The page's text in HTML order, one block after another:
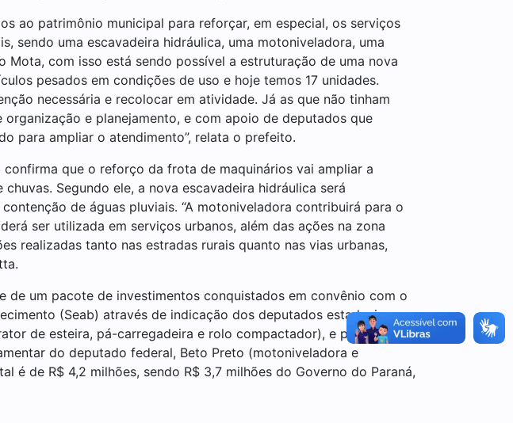
ao patrimônio municipal para reforçar, em especial, os serviços
sendo uma escavadeira hidráulica, uma motoniveladora, uma
com isso está sendo possível a estruturação de uma nova
pesados em condições de uso e hoje temos 17 unidades.
necessária e recolocar em atividade. Já as que não tinham
e planejamento, e com apoio de deputados que
para ampliar o atendimento”, relata o prefeito.
que o reforço da frota de maquinários vai ampliar a
Segundo ele, a nova escavadeira hidráulica será
de águas pluviais. “A motoniveladora contribuirá para o
ser utilizada em serviços urbanos, além das ações na zona
realizadas tanto nas estradas rurais quanto nas vias urbanas,
de um pacote de investimentos conquistados em convênio com o
(Seab) através de indicação dos deputados estaduais
de esteira, pá-carregadeira e rolo compactador), e por
do deputado federal, Beto Preto (motoniveladora e
é de R$ 4,2 milhões, sendo R$ 3,7 milhões do Governo do Paraná,